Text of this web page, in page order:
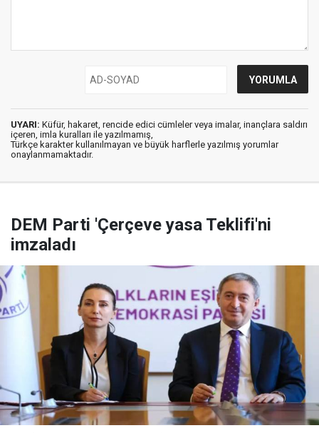
UYARI: Küfür, hakaret, rencide edici cümleler veya imalar, inançlara saldırı
içeren, imla kuralları ile yazılmamış,
Türkçe karakter kullanılmayan ve büyük harflerle yazılmış yorumlar
onaylanmamaktadır.
DEM Parti 'Çerçeve yasa Teklifi'ni
imzaladı